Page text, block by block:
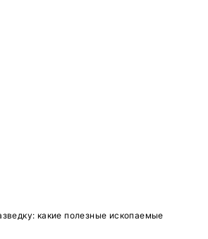
какие полезные ископаемые